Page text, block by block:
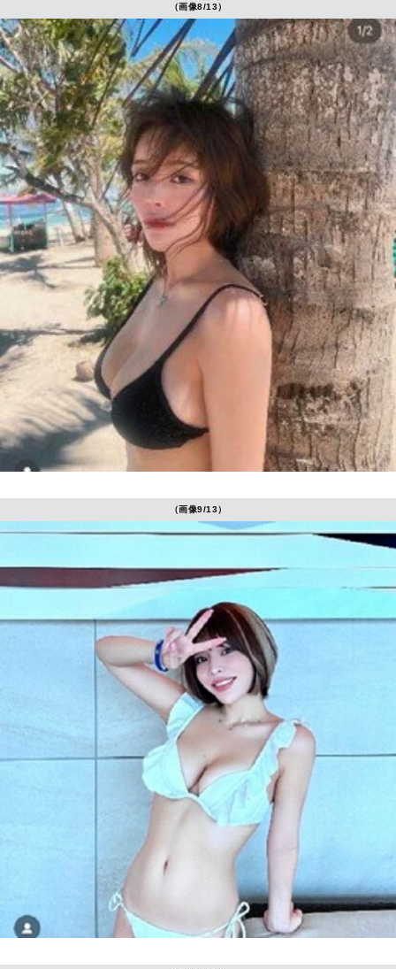
（画像8/13）
（画像9/13）